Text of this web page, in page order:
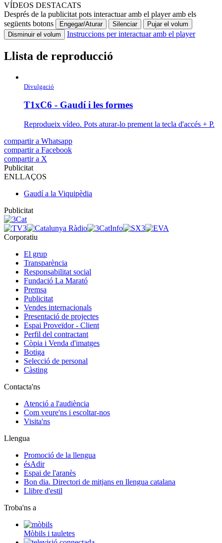
VÍDEOS DESTACATS
Després de la publicitat pots interactuar amb el player amb els
següents botons
Engegar/Aturar Silenciar
Pujar el volum
Disminuir el volum
Instruccions per interactuar amb el player
Llista de reproducció
Divulgació
T1xC6 - Gaudí i les formes
Reprodueix vídeo. Pots aturar-lo prement la tecla d'accés + P.
compartir a Whatsapp
compartir a Facebook
compartir a X
Publicitat
ENLLAÇOS
Gaudí a la Viquipèdia
Publicitat
Corporatiu
El grup
Transparència
Responsabilitat social
Fundació La Marató
Premsa
Publicitat
Vendes internacionals
Presentació de projectes
Espai Proveïdor - Client
Perfil del contractant
Còpia i Venda d'imatges
Botiga
Selecció de personal
Càsting
Contacta'ns
Atenció a l'audiència
Com veure'ns i escoltar-nos
Visita'ns
Llengua
Promoció de la llengua
ésAdir
Espai de l'aranès
Bon dia. Directori de mitjans en llengua catalana
Llibre d'estil
Troba'ns a
Mòbils i tauletes